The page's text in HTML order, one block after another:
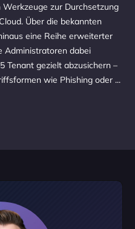
zur Durchsetzung
Über die bekannten
eine Reihe erweiterter
Administratoren dabei
Tenant gezielt abzusichern –
wie Phishing oder ...